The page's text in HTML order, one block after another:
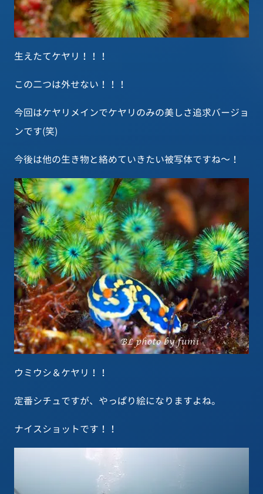
生えたてケヤリ！！！
この二つは外せない！！！
今回はケヤリメインでケヤリのみの美しさ追求バージョ
ンです(笑)
今後は他の生き物と絡めていきたい被写体ですね～！
ウミウシ＆ケヤリ！！
定番シチュですが、やっぱり絵になりますよね。
ナイスショットです！！